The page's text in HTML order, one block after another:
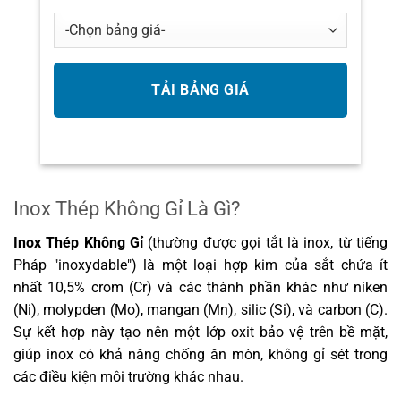
Inox Thép Không Gỉ Là Gì?
Inox Thép Không Gỉ(thường được gọi tắt là inox, từ tiếng
Pháp "inoxydable") là một loại hợp kim của sắt chứa ít
nhất 10,5% crom (Cr) và các thành phần khác như niken
(Ni), molypden (Mo), mangan (Mn), silic (Si), và carbon (C).
Sự kết hợp này tạo nên một lớp oxit bảo vệ trên bề mặt,
giúp inox có khả năng chống ăn mòn, không gỉ sét trong
các điều kiện môi trường khác nhau.